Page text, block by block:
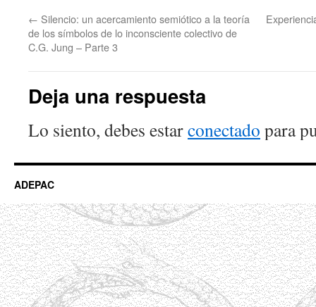
← Silencio: un acercamiento semiótico a la teoría
de los símbolos de lo inconsciente colectivo de
C.G. Jung – Parte 3
Deja una respuesta
Lo siento, debes estarconectado para
ADEPAC